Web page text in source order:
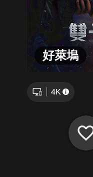
好萊塢